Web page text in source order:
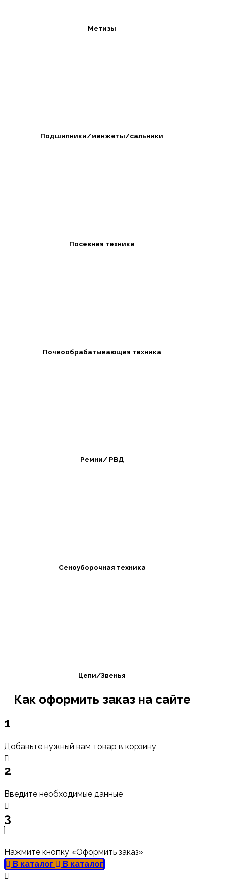
Метизы
Подшипники/манжеты/сальники
Посевная техника
Почвообрабатывающая техника
Ремни/ РВД
Сеноуборочная техника
Цепи/Звенья
Как оформить заказ на сайте
1
Добавьте нужный вам товар в корзину
2
Введите необходимые данные
3
Нажмите кнопку «Оформить заказ»
В каталог
В каталог